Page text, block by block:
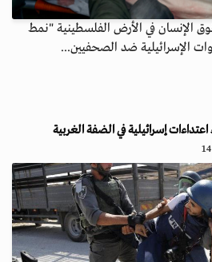
الإنسان في الأرض الفلسطينية "نمط
الإسرائيلية ضد الصحفيين...